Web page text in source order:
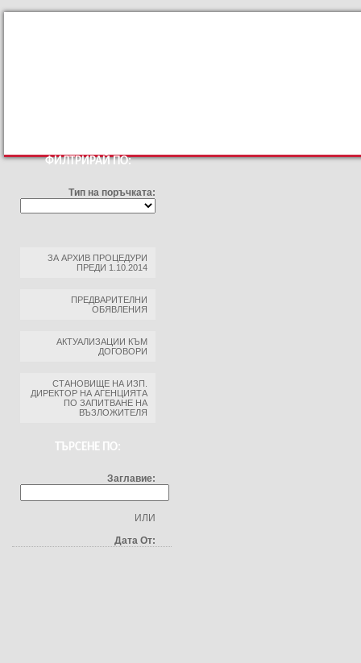
ФИЛТРИРАЙ ПО:
Тип на поръчката:
ЗА АРХИВ ПРОЦЕДУРИ
ПРЕДИ 1.10.2014
ПРЕДВАРИТЕЛНИ
ОБЯВЛЕНИЯ
АКТУАЛИЗАЦИИ КЪМ
ДОГОВОРИ
СТАНОВИЩЕ НА ИЗП.
ДИРЕКТОР НА АГЕНЦИЯТА
ПО ЗАПИТВАНЕ НА
ВЪЗЛОЖИТЕЛЯ
ТЪРСЕНЕ ПО:
Заглавие:
ИЛИ
Дата От: